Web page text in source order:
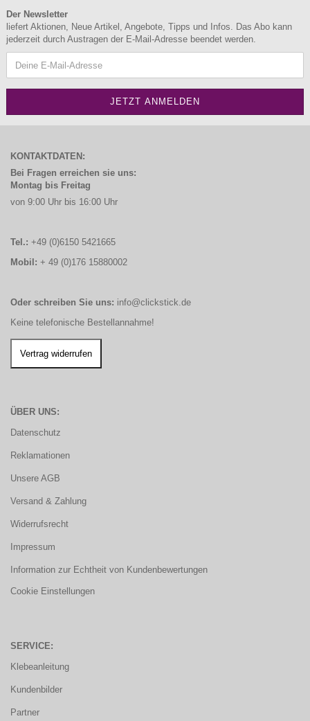
Der Newsletter
liefert Aktionen, Neue Artikel, Angebote, Tipps und Infos. Das Abo kann
jederzeit durch Austragen der E-Mail-Adresse beendet werden.
KONTAKTDATEN:
Bei Fragen erreichen sie uns:
Montag bis Freitag
von 9:00 Uhr bis 16:00 Uhr
Tel.: +49 (0)6150 5421665
Mobil: + 49 (0)176 15880002
Oder schreiben Sie uns: info@clickstick.de
Keine telefonische Bestellannahme!
ÜBER UNS:
Datenschutz
Reklamationen
Unsere AGB
Versand & Zahlung
Widerrufsrecht
Impressum
Information zur Echtheit von Kundenbewertungen
Cookie Einstellungen
SERVICE:
Klebeanleitung
Kundenbilder
Partner